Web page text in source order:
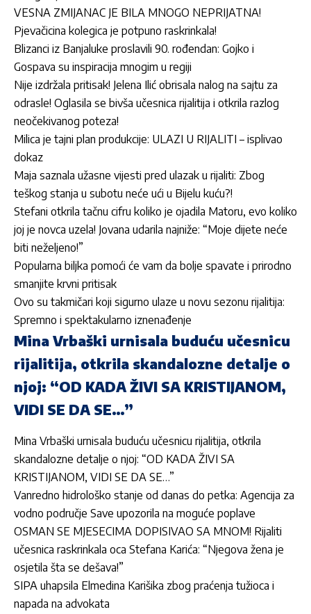
VESNA ZMIJANAC JE BILA MNOGO NEPRIJATNA!
Pjevačicina kolegica je potpuno raskrinkala!
Blizanci iz Banjaluke proslavili 90. rođendan: Gojko i
Gospava su inspiracija mnogim u regiji
Nije izdržala pritisak! Jelena Ilić obrisala nalog na sajtu za
odrasle! Oglasila se bivša učesnica rijalitija i otkrila razlog
neočekivanog poteza!
Milica je tajni plan produkcije: ULAZI U RIJALITI – isplivao
dokaz
Maja saznala užasne vijesti pred ulazak u rijaliti: Zbog
teškog stanja u subotu neće ući u Bijelu kuću?!
Stefani otkrila tačnu cifru koliko je ojadila Matoru, evo koliko
joj je novca uzela! Jovana udarila najniže: “Moje dijete neće
biti neželjeno!”
Popularna biljka pomoći će vam da bolje spavate i prirodno
smanjite krvni pritisak
Ovo su takmičari koji sigurno ulaze u novu sezonu rijalitija:
Spremno i spektakularno iznenađenje
Mina Vrbaški urnisala buduću učesnicu
rijalitija, otkrila skandalozne detalje o
njoj: “OD KADA ŽIVI SA KRISTIJANOM,
VIDI SE DA SE…”
Mina Vrbaški urnisala buduću učesnicu rijalitija, otkrila
skandalozne detalje o njoj: “OD KADA ŽIVI SA
KRISTIJANOM, VIDI SE DA SE…”
Vanredno hidrološko stanje od danas do petka: Agencija za
vodno područje Save upozorila na moguće poplave
OSMAN SE MJESECIMA DOPISIVAO SA MNOM! Rijaliti
učesnica raskrinkala oca Stefana Karića: “Njegova žena je
osjetila šta se dešava!”
SIPA uhapsila Elmedina Karišika zbog praćenja tužioca i
napada na advokata